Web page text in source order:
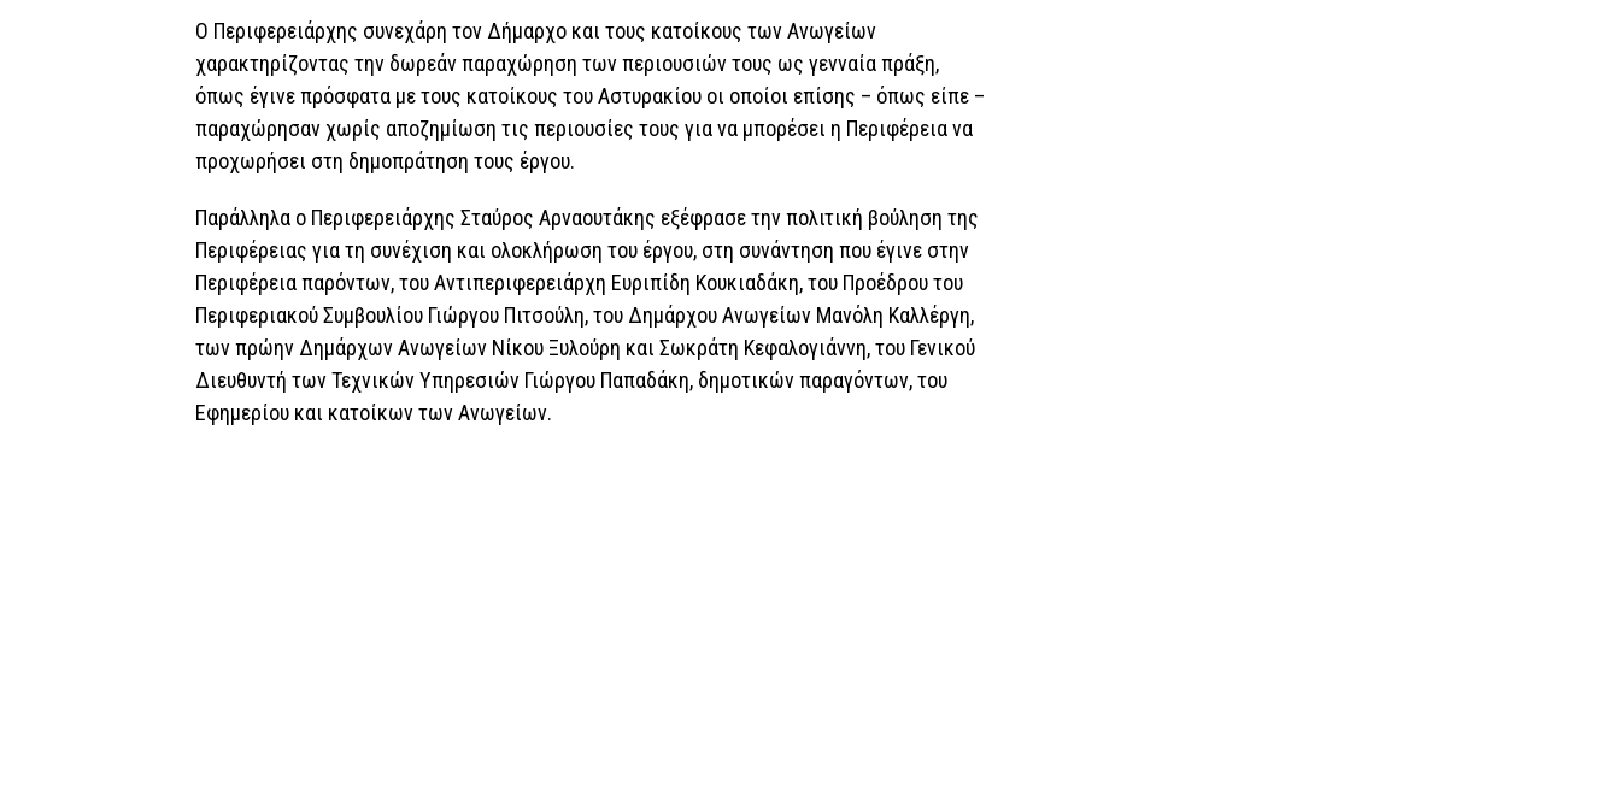
Ο Περιφερειάρχης συνεχάρη τον Δήμαρχο και τους κατοίκους των Ανωγείων
χαρακτηρίζοντας την δωρεάν παραχώρηση των περιουσιών τους ως γενναία πράξη,
όπως έγινε πρόσφατα με τους κατοίκους του Αστυρακίου οι οποίοι επίσης – όπως είπε –
παραχώρησαν χωρίς αποζημίωση τις περιουσίες τους για να μπορέσει η Περιφέρεια να
προχωρήσει στη δημοπράτηση τους έργου.
Παράλληλα ο Περιφερειάρχης Σταύρος Αρναουτάκης εξέφρασε την πολιτική βούληση της
Περιφέρειας για τη συνέχιση και ολοκλήρωση του έργου, στη συνάντηση που έγινε στην
Περιφέρεια παρόντων, του Αντιπεριφερειάρχη Ευριπίδη Κουκιαδάκη, του Προέδρου του
Περιφεριακού Συμβουλίου Γιώργου Πιτσούλη, του Δημάρχου Ανωγείων Μανόλη Καλλέργη,
των πρώην Δημάρχων Ανωγείων Νίκου Ξυλούρη και Σωκράτη Κεφαλογιάννη, του Γενικού
Διευθυντή των Τεχνικών Υπηρεσιών Γιώργου Παπαδάκη, δημοτικών παραγόντων, του
Εφημερίου και κατοίκων των Ανωγείων.